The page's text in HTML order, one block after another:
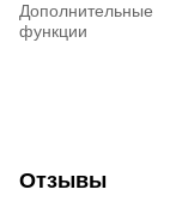
Дополнительные
функции
Отзывы